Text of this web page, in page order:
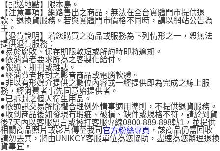
【配送地點】限本島。
【注意事項】網路售出之商品，無法在全台實體門市提供退
款、退換貨服務。若與實體門市價格不同時，請以網站公告為
主。
【退貨說明】若您購買之商品或服務為下列情形之一，恕無法
提供退貨服務：
●易於腐敗、保存期限較短或解約時即將逾期。
●依消費者要求所為之客製化給付。
●報紙、期刊或雜誌。
●經消費者拆封之影音商品或電腦軟體。
●非以有形媒介提供之數位內容或一經提供即為完成之線上服
務，經消費者事先同意始提供者。
●已拆封之個人衛生用品。
●依通訊交易解除權合理例外情事適用準則，不提供退貨服務。
●收到商品後如發現有瑕疵、破損、缺件或規格不符，請於到貨
後7天內以客服留言或撥打客服專線0800-889-898轉1，並提供
相關商品照片或影片傳至我司 官方粉絲專頁 ，該商品仍需回收
請勿丟棄，將由UNIKCY客服單位為您協助，盡速為您辦理退換
貨事宜。